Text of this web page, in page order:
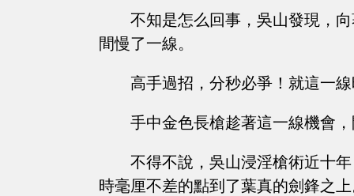
不知是怎么回事，吳山發現，
間慢了一線。
高手過招，分秒必爭！就這一
手中金色長槍趁著這一線機會
不得不說，吳山浸淫槍術近十
時毫厘不差的點到了葉真的劍鋒之